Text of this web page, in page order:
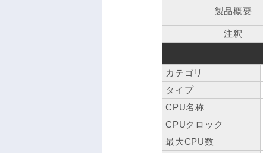
製品概要
注釈
カテゴリ
タイプ
CPU名称
CPUクロック
最大CPU数